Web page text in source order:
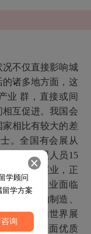
不仅直接影响城
诸多地方面，这
业 群，直接或间
互促进。我国会
相比有较大的差
。全国有会展从
各级管理人员15
业”的会展业，正
深圳会展业面临
国际化的制造、
都需要向世界展
则提供全面优质
学顾问
留学方案
询